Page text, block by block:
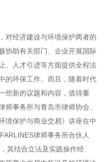
经济建设与环境保护两者的
协助有关部门、企业开展国际
、人才引进等方面提供全程法
的环保工作。而且，随着时代
些新的议题和内容，值得重
师事务所与青岛市律师协会、
境保护与商业交易》讲座在中
律师事务所合伙人
其结合立法及实践操作经